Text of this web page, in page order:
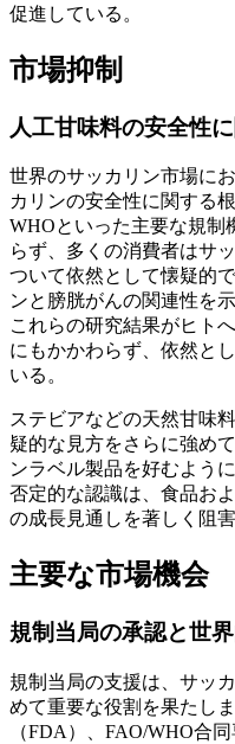
促進している。
市場抑制
人工甘味料の安全性
世界のサッカリン市場に
カリンの安全性に関する
WHOといった主要な規制
らず、多くの消費者はサ
ついて依然として懐疑的
ンと膀胱がんの関連性を
これらの研究結果がヒト
にもかかわらず、依然と
いる。
ステビアなどの天然甘味
疑的な見方をさらに強め
ンラベル製品を好むよう
否定的な認識は、食品お
の成長見通しを著しく阻
主要な市場機会
規制当局の承認と世
規制当局の支援は、サッ
めて重要な役割を果たし
（FDA）、FAO/WHO合